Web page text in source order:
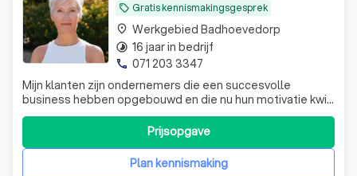
local_offer Gratis kennismakingsgesprek
Mijn klanten zijn ondernemers die een succesvolle
business hebben opgebouwd en die nu hun motivatie kwijt
zijn of het gaat niet zoals ze zouden willen, thuis of binnen
Plan kennismaking
Prijsopgave
place Werkgebied Badhoevedorp
timelapse 16 jaar in bedrijf
phone 071 203 3347